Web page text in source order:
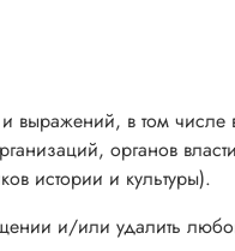
выражений, в том
органов
истории и культуры).
и/или удалить